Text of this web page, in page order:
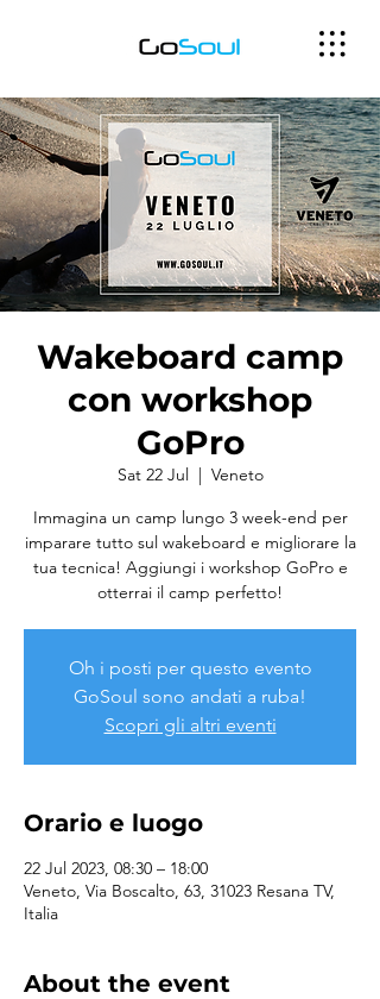
Wakeboard camp
con workshop
GoPro
Sat 22 Jul
  |
Veneto
Immagina un camp lungo 3 week-end per
imparare tutto sul wakeboard e migliorare la
tua tecnica! Aggiungi i workshop GoPro e
otterrai il camp perfetto!
Oh i posti per questo evento
GoSoul sono andati a ruba!
Scopri gli altri eventi
Orario e luogo
22 Jul 2023, 08:30 – 18:00
Veneto, Via Boscalto, 63, 31023 Resana TV,
Italia
About the event